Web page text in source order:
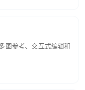
图参考、交互式编辑和